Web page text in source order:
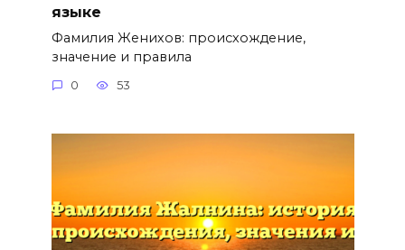
языке
Фамилия Женихов: происхождение,
значение и правила
0 53